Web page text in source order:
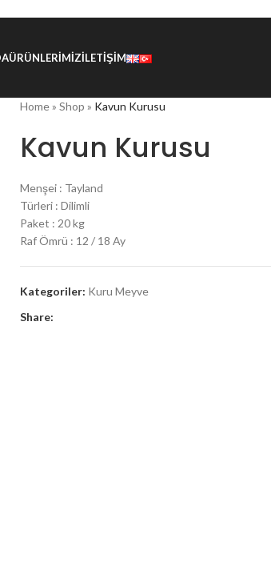
ÜRÜNLERIMIZİLETIŞIM
Home» Shop » Kavun Kurusu
Kavun Kurusu
Menşei : Tayland
Türleri : Dilimli
Paket : 20 kg
Raf Ömrü : 12 / 18 Ay
Kategoriler: Kuru Meyve
Share: